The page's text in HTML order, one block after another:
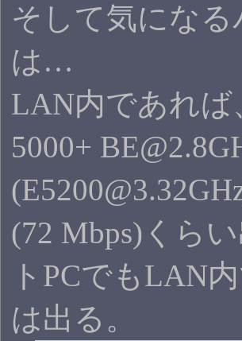
そして気にな
は…
LAN内であれば
5000+
(72 Mbps)くら
トPCでもLAN
は出る。